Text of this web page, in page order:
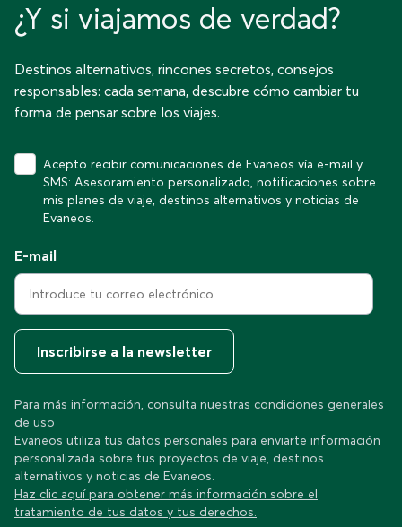
¿Y si viajamos de verdad?
Destinos alternativos, rincones secretos, consejos
responsables: cada semana, descubre cómo cambiar tu
forma de pensar sobre los viajes.
Acepto recibir comunicaciones de Evaneos vía e-mail y
SMS: Asesoramiento personalizado, notificaciones sobre
mis planes de viaje, destinos alternativos y noticias de
Evaneos.
E-mail
Inscribirse a la newsletter
Para más información, consulta nuestras condiciones generales
de uso
Evaneos utiliza tus datos personales para enviarte información
personalizada sobre tus proyectos de viaje, destinos
alternativos y noticias de Evaneos.
Haz clic aquí para obtener más información sobre el
tratamiento de tus datos y tus derechos.